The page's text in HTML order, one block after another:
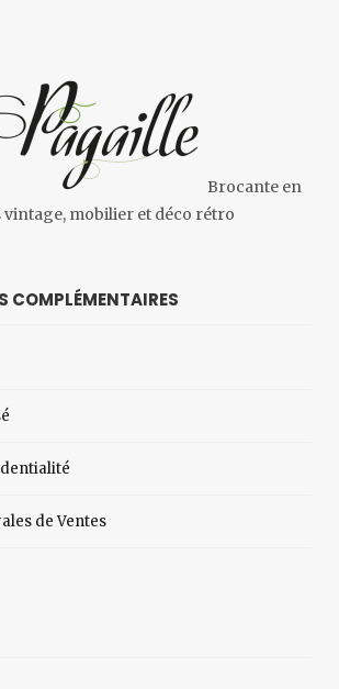
Brocante en
mobilier et déco rétro
COMPLÉMENTAIRES
de Ventes